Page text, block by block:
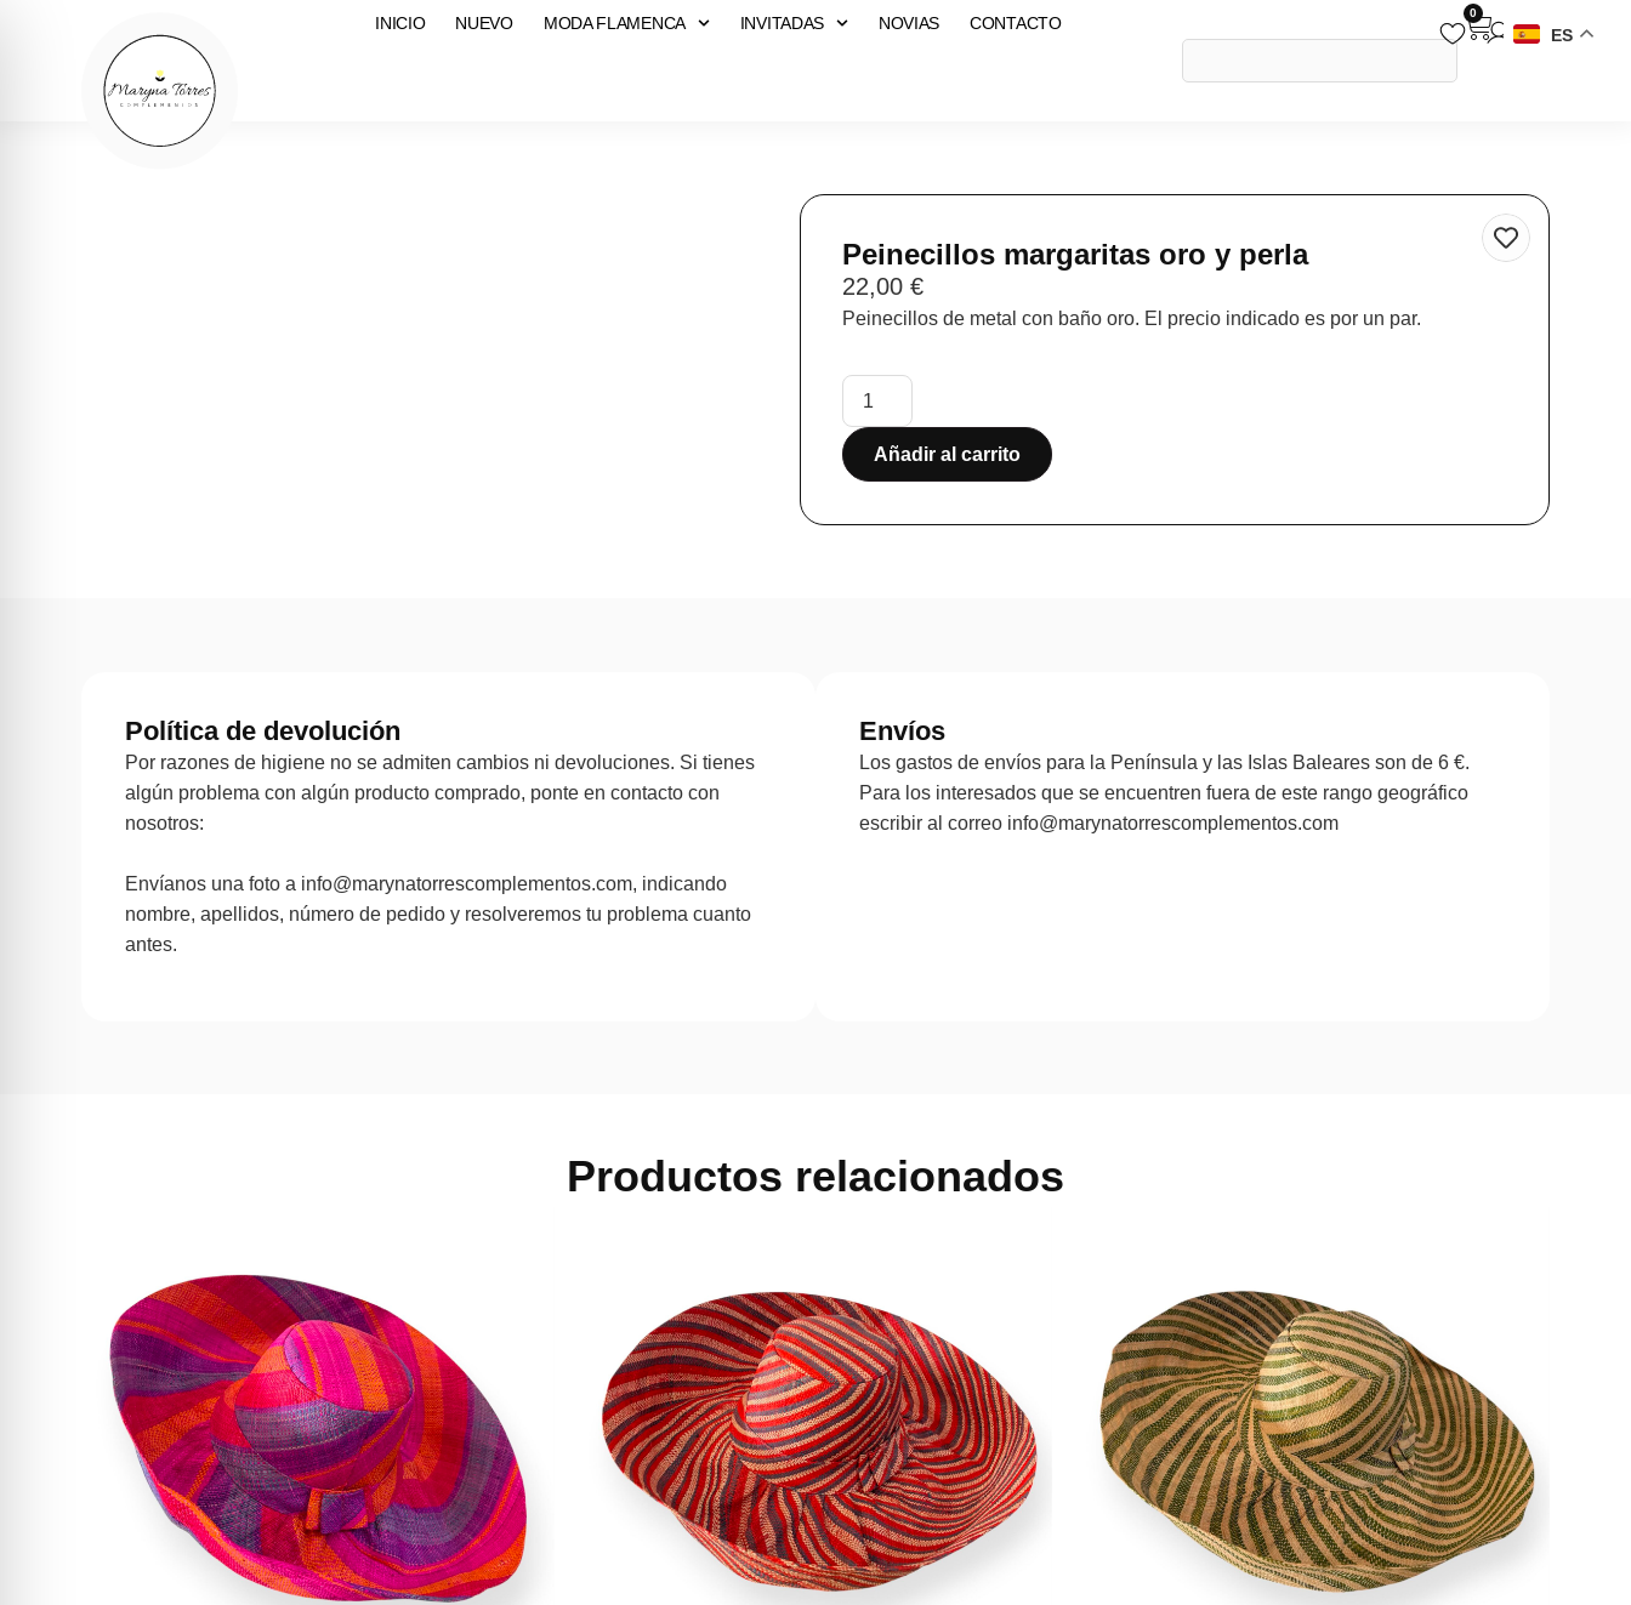
INICIO NUEVO MODA FLAMENCA INVITADAS NOVIAS CONTACTO
0
ES
Peinecillos margaritas oro y perla
22,00€
Peinecillos de metal con baño oro. El precio indicado es por un par.
Añadir al carrito
Política de devolución
Por razones de higiene no se admiten cambios ni devoluciones. Si tienes
algún problema con algún producto comprado, ponte en contacto con
nosotros:
Envíanos una foto a info@marynatorrescomplementos.com, indicando
nombre, apellidos, número de pedido y resolveremos tu problema cuanto
antes.
Envíos
Los gastos de envíos para la Península y las Islas Baleares son de 6 €.
Para los interesados que se encuentren fuera de este rango geográfico
escribir al correo info@marynatorrescomplementos.com
Productos relacionados